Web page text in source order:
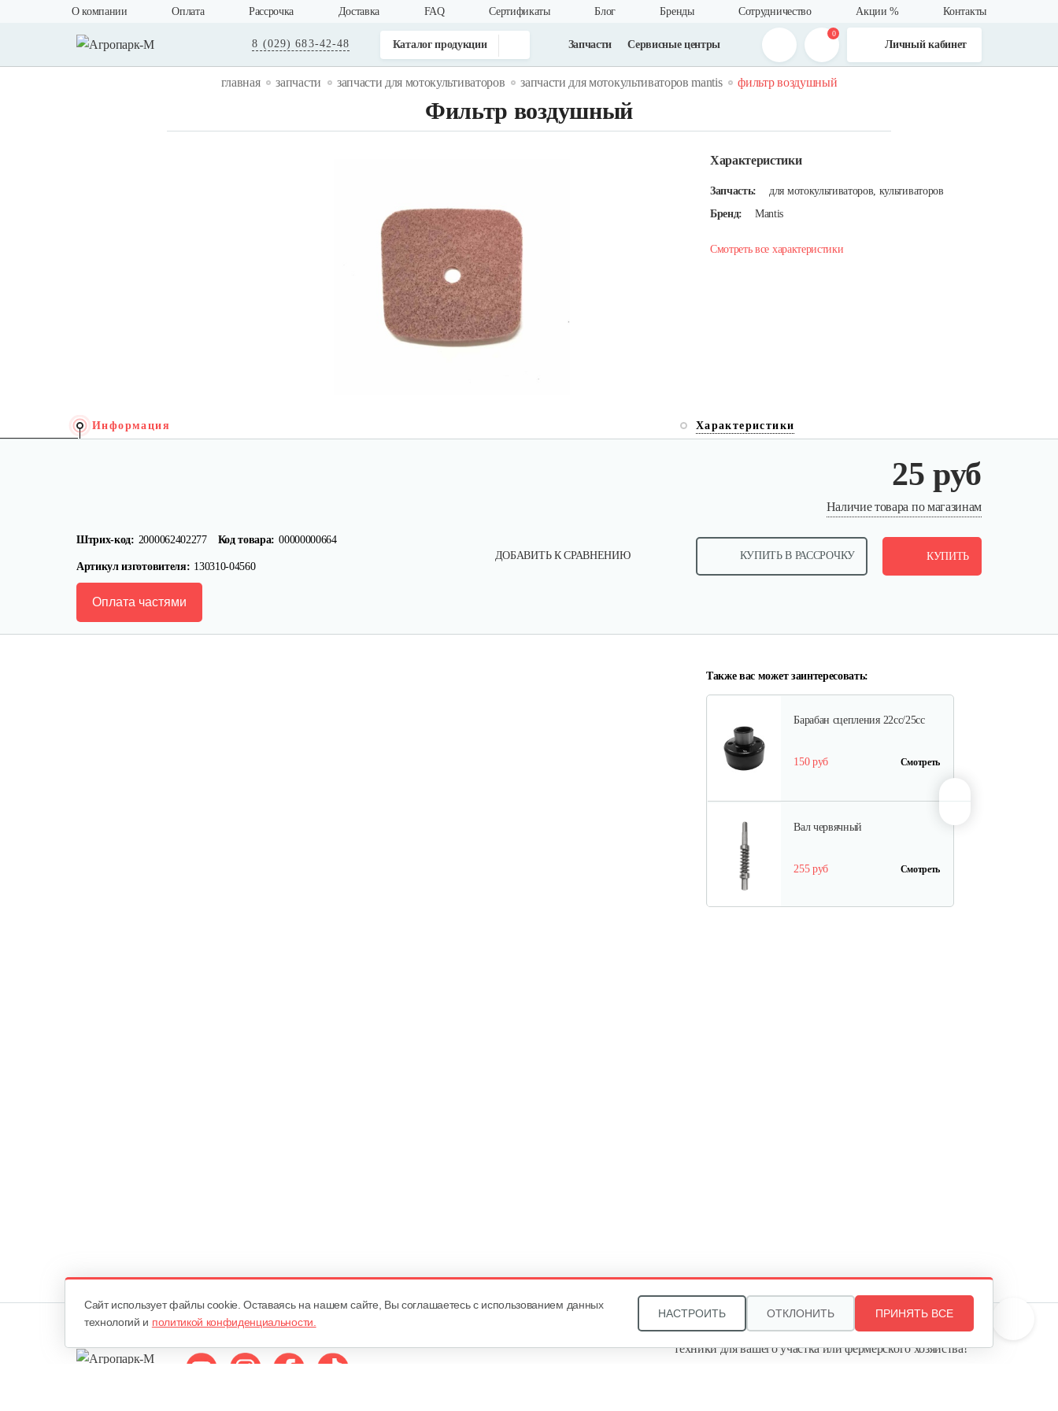
О компании Оплата Рассрочка Доставка FAQ Cертификаты Блог Бренды Сотрудничество Акции % Контакты
8 (029) 683-42-48 Каталог продукции Запчасти Сервисные центры
0
Личный кабинет
главная запчасти запчасти для мотокультиваторов запчасти для мотокультиваторов mantis фильтр воздушный
Фильтр воздушный
Характеристики
Запчасть:
для мотокультиваторов, культиваторов
Бренд:
Mantis
Смотреть все характеристики
Информация Характеристики
25 руб
Наличие товара по магазинам
Штрих-код: 2000062402277 Код товара: 00000000664
Артикул изготовителя: 130310-04560
ДОБАВИТЬ К СРАВНЕНИЮ КУПИТЬ В РАССРОЧКУ КУПИТЬ
Оплата частями
Также вас может заинтересовать:
Шпилька фиксатор
Барабан сцепления 22cc/25cc
150 руб Смотреть
Вал червячный
255 руб Смотреть
250 руб Смотреть
Звоните, и мы поможем подобрать идеальный вариант
техники для вашего участка или фермерского хозяйства!
Cайт использует файлы cookie. Оставаясь на нашем сайте, Вы соглашаетесь с использованием данных
технологий и политикой конфиденциальности.
НАСТРОИТЬ ОТКЛОНИТЬ ПРИНЯТЬ ВСЕ